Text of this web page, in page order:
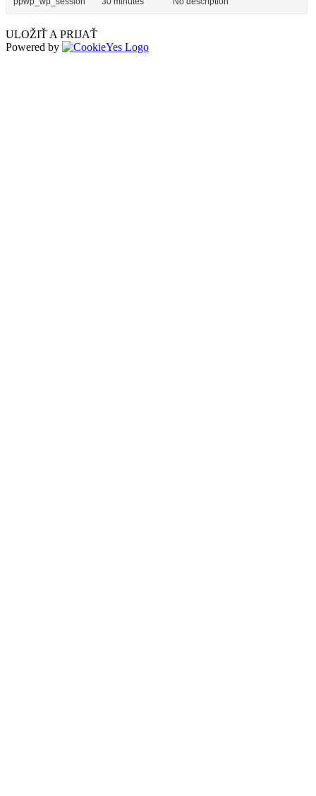
ULOŽIŤ A PRIJAŤ
Powered by